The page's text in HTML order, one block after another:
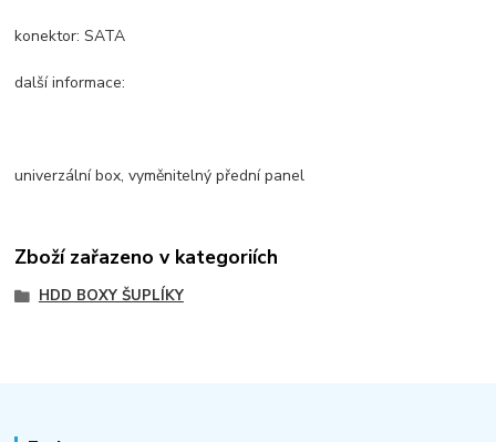
konektor: SATA
další informace:
univerzální box, vyměnitelný přední panel
Zboží zařazeno v kategoriích
HDD BOXY ŠUPLÍKY